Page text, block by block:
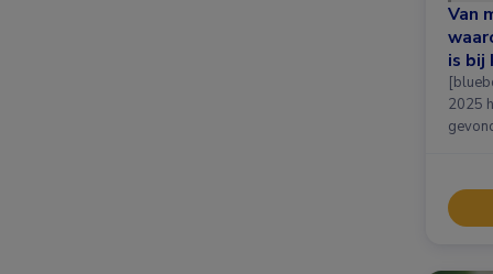
Van
is bij
[bluebox] Op dinsdag
2025